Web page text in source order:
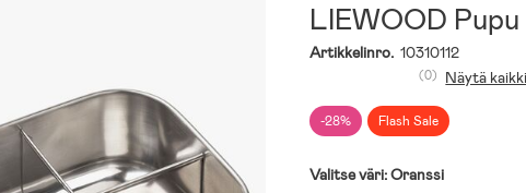
LIEWOOD Pupu
Artikkelinro. 10310112
-28% Flash Sale
(0) Näytä
Valitse väri:Oranssi